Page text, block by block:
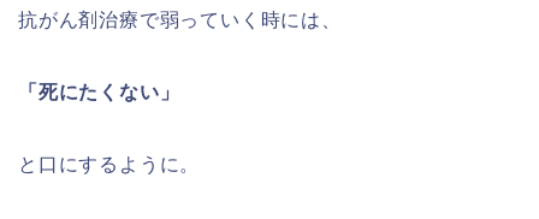
抗がん剤治療で弱っていく時には、
「死にたくない」
と口にするように。